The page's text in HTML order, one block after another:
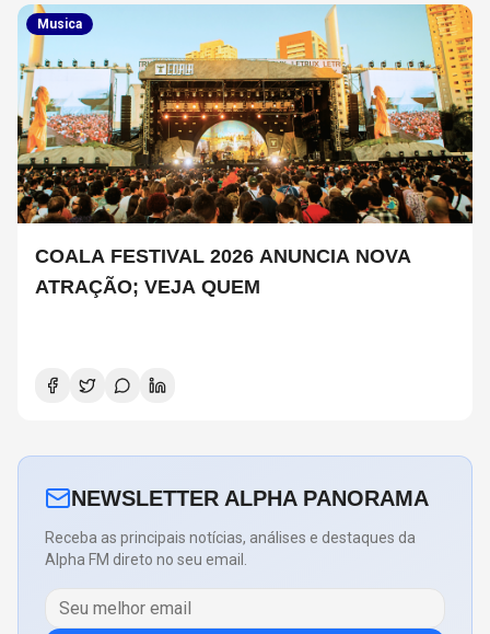
Musica
COALA FESTIVAL 2026 ANUNCIA NOVA
ATRAÇÃO; VEJA QUEM
NEWSLETTER ALPHA PANORAMA
Receba as principais notícias, análises e destaques da
Alpha FM direto no seu email.